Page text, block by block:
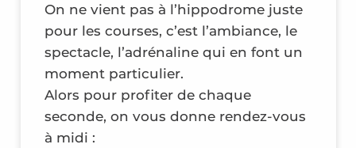
On ne vient pas à l’hippodrome juste
pour les courses, c’est l’ambiance, le
spectacle, l’adrénaline qui en font un
moment particulier.
Alors pour profiter de chaque
seconde, on vous donne rendez-vous
à midi :